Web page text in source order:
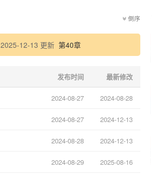
倒序
2025-12-13 更新 第40章
发布时间 最新修改
2024-08-27 2024-08-28
2024-08-27 2024-12-13
2024-08-28 2024-12-13
2024-08-29 2025-08-16